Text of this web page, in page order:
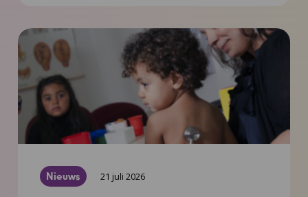
Nieuws 21 juli 2026